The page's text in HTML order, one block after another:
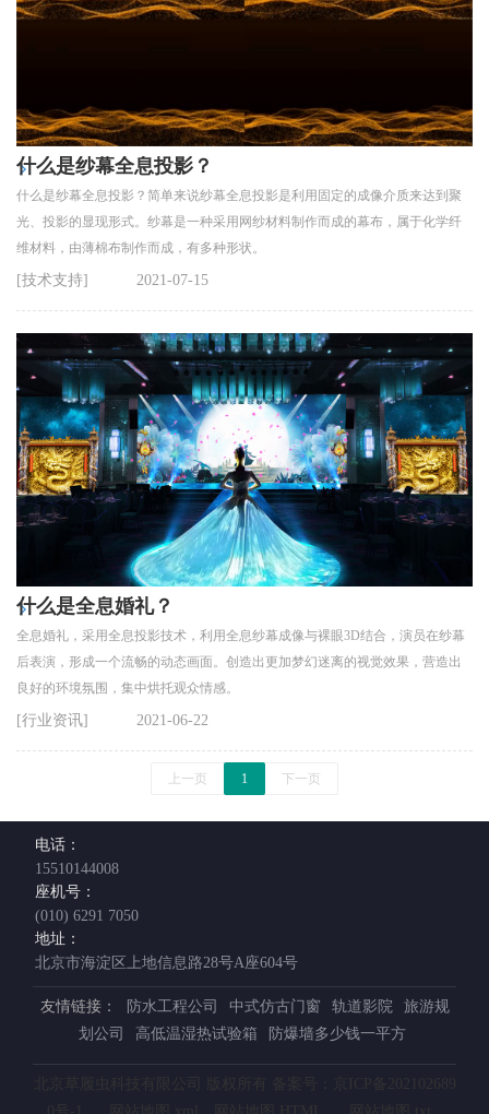
什么是纱幕全息投影？
什么是纱幕全息投影？简单来说纱幕全息投影是利用固定的成像介质来达到聚
光、投影的显现形式。纱幕是一种采用网纱材料制作而成的幕布，属于化学纤
维材料，由薄棉布制作而成，有多种形状。
[技术支持] 2021-07-15
什么是全息婚礼？
全息婚礼，采用全息投影技术，利用全息纱幕成像与裸眼3D结合，演员在纱幕
后表演，形成一个流畅的动态画面。创造出更加梦幻迷离的视觉效果，营造出
良好的环境氛围，集中烘托观众情感。
[行业资讯] 2021-06-22
上一页 1 下一页
电话：
15510144008
座机号：
(010) 6291 7050
地址：
北京市海淀区上地信息路28号A座604号
友情链接： 防水工程公司 中式仿古门窗 轨道影院
旅游规
划公司
高低温湿热试验箱 防爆墙多少钱一平方